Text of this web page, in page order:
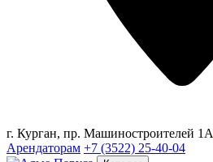
г. Курган, пр. Машиностроителей 1А
Арендаторам +7 (3522) 25-40-04